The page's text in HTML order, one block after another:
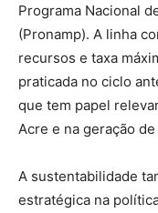
Programa Nacional
(Pronamp). A linha
recursos e taxa
praticada no ciclo
que tem papel
Acre e na geração
A sustentabilidade
estratégica na